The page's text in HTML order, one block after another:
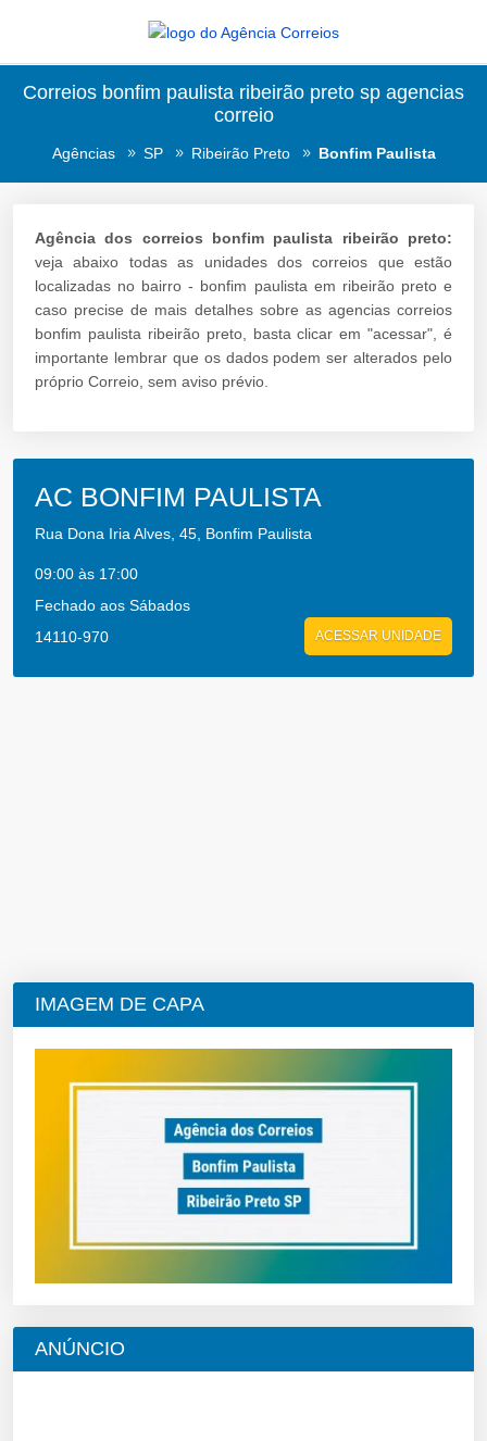
Correios bonfim paulista ribeirão preto sp agencias
correio
Agências SP Ribeirão Preto Bonfim Paulista
Agência dos correios bonfim paulista ribeirão preto:
veja abaixo todas as unidades dos correios que estão
localizadas no bairro - bonfim paulista em ribeirão preto e
caso precise de mais detalhes sobre as agencias correios
bonfim paulista ribeirão preto, basta clicar em "acessar", é
importante lembrar que os dados podem ser alterados pelo
próprio Correio, sem aviso prévio.
AC BONFIM PAULISTA
Rua Dona Iria Alves, 45, Bonfim Paulista
09:00 às 17:00
Fechado aos Sábados
14110-970
ACESSAR UNIDADE
IMAGEM DE CAPA
ANÚNCIO